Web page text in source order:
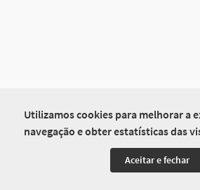
Utilizamos cookies para melhorar a
navegação e obter estatísticas das
Aceitar e fechar